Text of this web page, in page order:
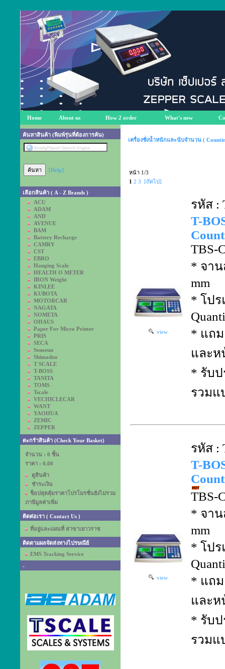
Home About us How 2 order What's new
ค้นหาสินค้า (พิมพ์รุ่นที่ต้องการค้น)
[Help]
เลือกสินค้า ( A - Z Brands )
ACU
ADAM
AND
AVENUE
BAM
Battery Recharge
CAMRY
CST
EBRO
Hanging Scale
HEALTH O METER
IRON Weight
KINLEE
KUBOTA
MOTORCAR
NAGATA
NOMETA
OHAUS
Paper For Micro Printer
PRIS
SECA
Seneeun
Shimadzu
T SCALE
T-BOSS
TANITA
TOMS
Tscale
VECHICLECAR
WANT
YAOHUA
ZEMIC
ZEPPER
ตะกร้าสินค้า (Check Your Basket)
จำนวน : 0 ชิ้น
ราคา : 0.00
ดูสินค้า
ชำระเงิน
ช็อปสุดคุ้มราคาโปรโมรชั่นยังไม่รวม
ภาษีมูลค่าเพิ่ม
ติดต่อเรา ( Contact Us )
ที่อยู่และแผนที่ สาขาเยาวราช
ติดตามผลจัดส่งทางไปรษณีย์
EMS Tracking Service
-
เครื่องชั่งน้ำหนักและนับจำนวน (
หน้า 1/3
1 2 3 [ถัดไป]
view
รหัส :
T-
TBS-
* จาน
mm
* โป
* แถม
และ
* รับ
รวมแ
view
รหัส :
T-
TBS-
* จาน
mm
* โป
* แถม
และ
* รับ
รวมแ